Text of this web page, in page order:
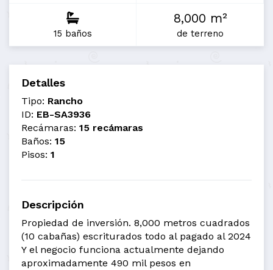
15 baños
8,000 m²
de terreno
Detalles
Tipo: Rancho
ID: EB-SA3936
Recámaras: 15 recámaras
Baños: 15
Pisos: 1
Descripción
Propiedad de inversión. 8,000 metros cuadrados
(10 cabañas) escriturados todo al pagado al 2024
Y el negocio funciona actualmente dejando
aproximadamente 490 mil pesos en